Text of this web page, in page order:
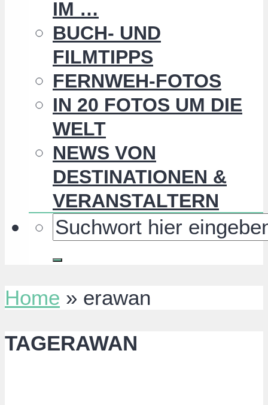
IM …
BUCH- UND
FILMTIPPS
FERNWEH-FOTOS
IN 20 FOTOS UM DIE
WELT
NEWS VON
DESTINATIONEN &
VERANSTALTERN
Home » erawan
TAGERAWAN